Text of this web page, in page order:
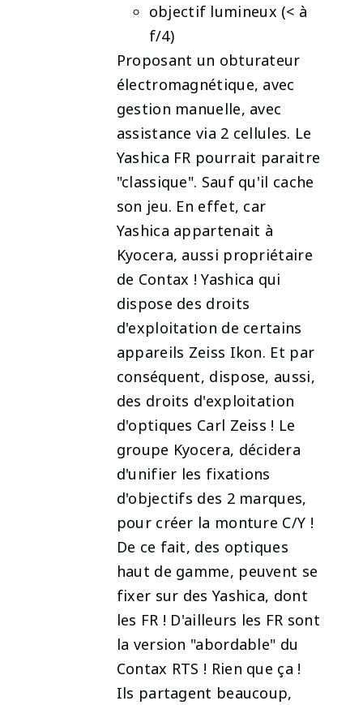
objectif lumineux (< à
f/4)
Proposant un obturateur
électromagnétique, avec
gestion manuelle, avec
assistance via 2 cellules. Le
Yashica FR pourrait paraitre
"classique". Sauf qu'il cache
son jeu. En effet, car
Yashica appartenait à
Kyocera, aussi propriétaire
de Contax ! Yashica qui
dispose des droits
d'exploitation de certains
appareils Zeiss Ikon. Et par
conséquent, dispose, aussi,
des droits d'exploitation
d'optiques Carl Zeiss ! Le
groupe Kyocera, décidera
d'unifier les fixations
d'objectifs des 2 marques,
pour créer la monture C/Y !
De ce fait, des optiques
haut de gamme, peuvent se
fixer sur des Yashica, dont
les FR ! D'ailleurs les FR sont
la version "abordable" du
Contax RTS ! Rien que ça !
Ils partagent beaucoup,